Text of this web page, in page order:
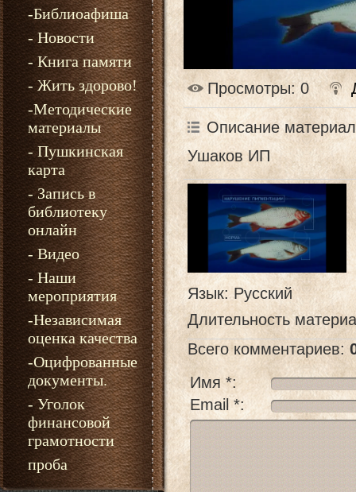
-Библиоафиша
- Новости
- Книга памяти
- Жить здорово!
-Методические
материалы
- Пушкинская
карта
- Запись в
библиотеку
онлайн
- Видео
- Наши
мероприятия
-Независимая
оценка качества
-Оцифрованные
документы.
- Уголок
финансовой
грамотности
проба
Просмотры: 0
Описание
Ушаков ИП
Язык: Русский
Длительность
Всего комментариев:
Имя *:
Email *: